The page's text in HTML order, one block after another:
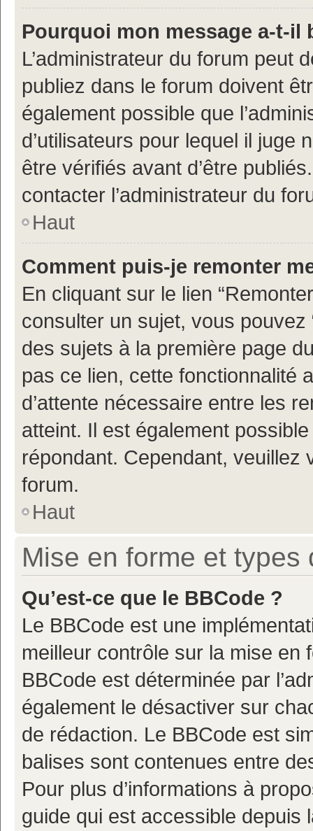
Pourquoi mon message a-t-il
L’administrateur du forum peut
publiez dans le forum doivent
également possible que
d’utilisateurs pour lequel il juge
être vérifiés avant d’être
contacter l’administrateur du
Haut
Comment puis-je remonter
En cliquant sur le lien
consulter un sujet, vous pouvez
des sujets à la première page
pas ce lien, cette fonctionnalité
d’attente nécessaire entre les
atteint. Il est également
répondant. Cependant,
forum.
Haut
Mise en forme et types
Qu’est-ce que le BBCode ?
Le BBCode est une
meilleur contrôle sur la mise en
BBCode est déterminée par
également le désactiver sur
de rédaction. Le BBCode est
balises sont contenues entre
Pour plus d’informations à
guide qui est accessible depuis